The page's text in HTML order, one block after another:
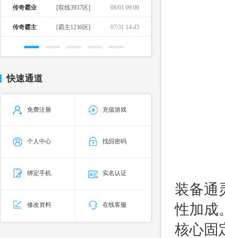
传奇霸业 [双线3937区] 08/01 09:00
传奇霸主 [霸主1236区] 07/31 14:45
快速通道
免费注册 充值游戏
个人中心 找回密码
绑定手机 实名认证
修改资料 在线客服
装备通
性加成
核心固